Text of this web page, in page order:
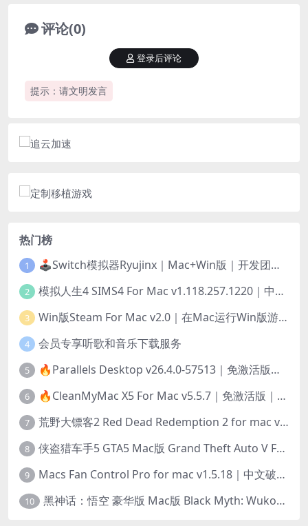
评论(0)
提示：请文明发言
登录后评论
热门榜
1 🕹️Switch模拟器Ryujinx｜Mac+Win版｜开发团队已解散此乃最后的绝唱版本
2 模拟人生4 SIMS4 For Mac v1.118.257.1220｜中文原生版｜无限金币｜全100DLC
3 Win版Steam For Mac v2.0｜在Mac运行Win版游戏！｜升级GPTK4.0支持！
4 会员专享听歌和音乐下载服务
5 🔥Parallels Desktop v26.4.0-57513｜免激活版｜在Mac上安装Windows/Linux等系统[赠Windows激活]
6 🔥CleanMyMac X5 For Mac v5.5.7｜免激活版｜macOS系统优化/清理神器
7 荒野大镖客2 Red Dead Redemption 2 for mac v1436.28｜中文移植版｜最好玩的开放世界游戏
8 侠盗猎车手5 GTA5 Mac版 Grand Theft Auto V For Mac｜中文破解版
9 Macs Fan Control Pro for mac v1.5.18｜中文破解版｜风扇监控与控制工具
10 黑神话：悟空 豪华版 Mac版 Black Myth: Wukong For Mac v1.0.21.23831｜国语中文移植版｜仅限终身VIP交流学习｜含Mac+Win版